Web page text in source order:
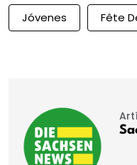
Jóvenes Fête